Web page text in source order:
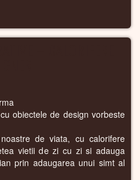
obiectele de design vorbeste
de viata, cu calorifere
vietii de zi cu zi si adauga
prin adaugarea unui simt al